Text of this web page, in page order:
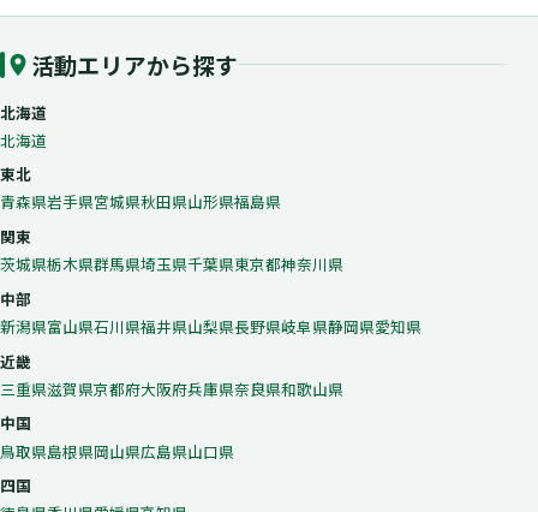
活動エリアから探す
北海道
北海道
東北
青森県岩手県宮城県秋田県山形県福島県
関東
茨城県栃木県群馬県埼玉県千葉県東京都神奈川県
中部
新潟県富山県石川県福井県山梨県長野県岐阜県静岡県愛知県
近畿
三重県滋賀県京都府大阪府兵庫県奈良県和歌山県
中国
鳥取県島根県岡山県広島県山口県
四国